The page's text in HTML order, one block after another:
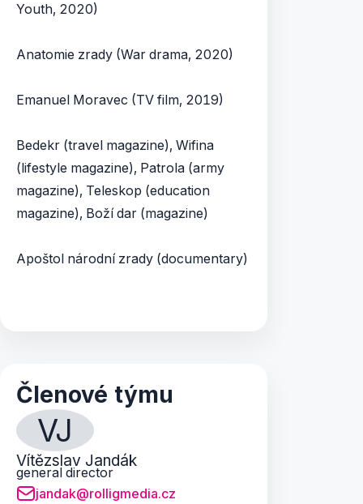
Youth, 2020)
Anatomie zrady (War drama, 2020)
Emanuel Moravec (TV film, 2019)
Bedekr (travel magazine), Wifina
(lifestyle magazine), Patrola (army
magazine), Teleskop (education
magazine), Boží dar (magazine)
Apoštol národní zrady (documentary)
Členové týmu
VJ
Vítězslav Jandák
general director
jandak@rolligmedia.cz